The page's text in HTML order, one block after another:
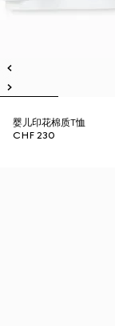
婴儿印花棉质T恤
CHF 230